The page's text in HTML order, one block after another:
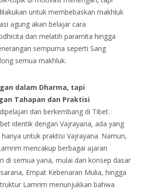
untuk membebaskan makhluk
agung akan belajar cara
dan melatih paramita hingga
sempurna seperti Sang
semua makhluk.
dalam Dharma, tapi
Tahapan dan Praktisi
dan berkembang di Tibet.
identik dengan Vajrayana, ada yang
untuk praktisi Vajrayana. Namun,
mencakup berbagai ajaran
di semua yana, mulai dari konsep dasar
Empat Kebenaran Mulia, hingga
Lamrim menunjukkan bahwa